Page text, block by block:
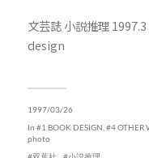
文芸誌 小説推理
design
1997/03/26
In #1 BOOK DESIGN #4 OTHER
photo